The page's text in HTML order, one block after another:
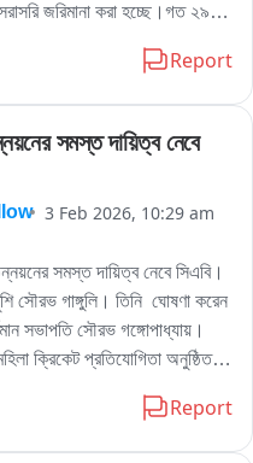
জরিমানা করা হচ্ছে।গত ২৯
টি জায়গায় এডিডিএর পক্ষ থেকে Report
সমস্ত দায়িত্ব নেবে
3 Feb 2026, 10:29 am
সমস্ত দায়িত্ব নেবে সিএবি।
সৌরভ গাঙ্গুলি। তিনি  ঘোষণা করেন
সভাপতি সৌরভ গঙ্গোপাধ্যায়।
ক্রিকেট প্রতিযোগিতা অনুষ্ঠিত
ক্রীড়া মহল ও প্রশাসন খুশি র Report